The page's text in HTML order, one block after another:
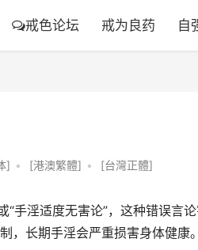
戒色论坛 戒为良药 自
] • [港澳繁體] •
[台灣正體]
“手淫适度无害论”，这种错误言
，长期手淫会严重损害身体健康。